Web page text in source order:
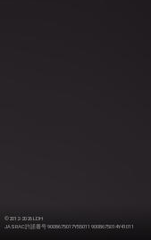
©2012-2026 LDH
JASRAC許諾番号 9008675017Y55011 9008675014Y41011